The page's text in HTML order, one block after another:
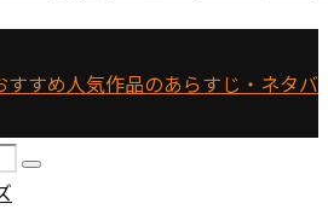
Search